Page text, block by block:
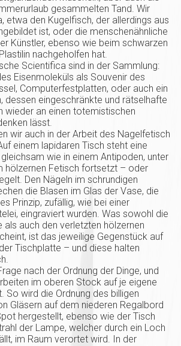
gesammelten Tand. Wir
etwa den Kugelfisch, der allerdings aus
ist, oder die menschenähnliche
Künstler, ebenso wie beim schwarzen
nachgeholfen hat.
Scientifica sind in der Sammlung:
Eisenmoleküls als Souvenir des
Computerfestplatten, oder auch ein
dessen eingeschränkte und rätselhafte
wieder an einen totemistischen
lässt.
wir auch in der Arbeit des Nagelfetisch
einem lapidaren Tisch steht eine
wie in einem Antipoden, unter
hölzernen Fetisch fortsetzt – oder
Den Nägeln im schrundigen
die Blasen im Glas der Vase, die
Prinzip, zufällig, wie bei einer
eingraviert wurden. Was sowohl die
als auch den verletzten hölzernen
ist das jeweilige Gegenstück auf
Tischplatte – und diese halten
nach der Ordnung der Dinge, und
im oberen Stock auf je eigene
So wird die Ordnung des billigen
Gläsern auf dem niederen Regalbord
hergestellt, ebenso wie der Tisch
der Lampe, welcher durch ein Loch
im Raum verortet wird. In der